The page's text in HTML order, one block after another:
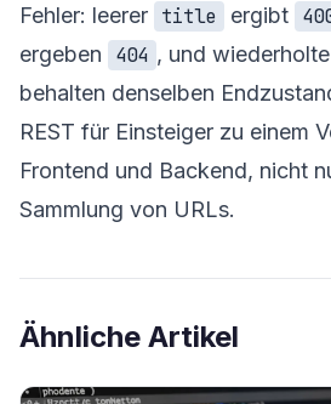
Fehler: leerer title ergibt
ergeben
404 , und wiederholte
behalten denselben
REST für Einsteiger zu einem
Frontend und Backend, nicht
Sammlung von URLs.
Ähnliche Artikel